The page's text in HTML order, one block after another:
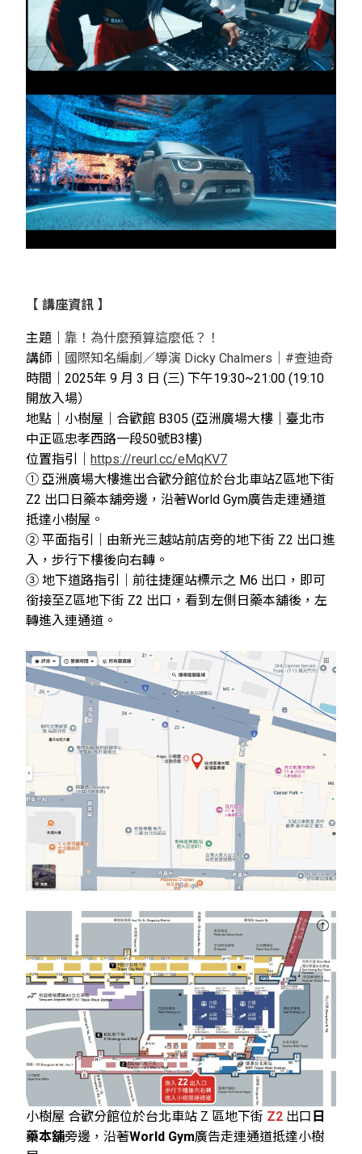
【 講座資訊 】
主題｜ 靠！為什麼預算這麼低？！
講師｜
國際知名編劇／導演 Dicky Chalmers｜#查迪奇
時間｜2025年 9 月 3 日 (三) 下午19:30~21:00 (19:10
開放入場）
地點｜小樹屋 ｜合歡館 B305 (亞洲廣場大樓｜ 臺北市
中正區忠孝西路一段50號B3樓)
位置指引｜ https://reurl.cc/eMqKV7
① 亞洲廣場大樓進出合歡分館位於台北車站Z區地下街
Z2 出口日藥本舖旁邊，沿著World Gym廣告走連通道
抵達小樹屋。
② 平面指引｜ 由新光三越站前店旁的地下街 Z2 出口進
入，步行下樓後向右轉。
③ 地下道路指引｜前往捷運站標示之 M6 出口，即可
銜接至Z區地下街 Z2 出口，看到左側日藥本舖後，左
轉進入連通道。
小樹屋 合歡分館位於台北車站 Z 區地下街 Z2 出口 日
藥本舖旁邊，沿著World Gym廣告走連通道抵達小樹